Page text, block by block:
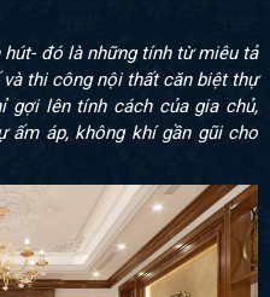
đó là những tính từ miêu tả
thi công nội thất căn biệt thự
gợi lên tính cách của gia chủ,
ấm áp, không khí gần gũi cho